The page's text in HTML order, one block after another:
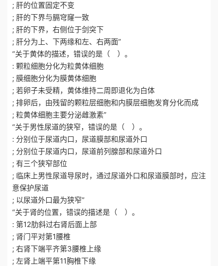
; 肝的位置固定不变
; 肝的下界与膈穹窿一致
; 肝的下界，右侧位于剑突下
; 肝分为上、下两缘和左、右两面”
“关于黄体的描述，错误的是（ ）。
: 颗粒细胞分化为粒黄体细胞
; 膜细胞分化为膜黄体细胞
; 若卵子未受精，黄体维持二周即退化为白体
; 排卵后，由残留的颗粒层细胞和内膜层细胞发育分化而成
; 粒黄体细胞主要分泌雌激素”
“关于男性尿道的狭窄，错误的是（ ）。
: 分别位于尿道内口，尿道膜部和尿道外口
; 分别位于尿道内口，尿道前列腺部和尿道外口
; 有三个狭窄部位
; 临床上男性尿道导尿时，通过尿道外口和尿道膜部时，应注
意保护尿道
; 以尿道外口最为狭窄”
“关于肾的位置，错误的描述是（ ）。
: 第12肋斜过右肾后面上部
; 肾门平对第1腰椎
; 右肾下端平齐第3腰椎上缘
; 左肾上端平第11胸椎下缘